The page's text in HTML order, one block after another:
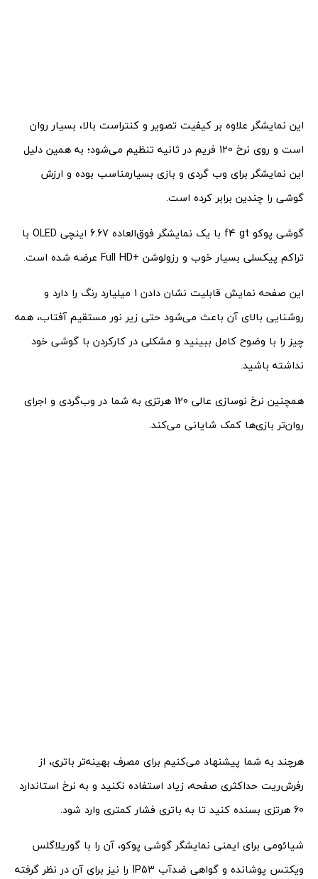
این نمایشگر علاوه بر کیفیت تصویر و کنتراست بالا، بسیار روان
است و روی نرخ 120 فریم در ثانیه تنظیم می‌شود؛ به همین دلیل
این نمایشگر برای وب گردی و بازی بسیارمناسب بوده و ارزش
گوشی را چندین برابر کرده است.
گوشی پوکو f4 gt با یک نمایشگر فوق‌العاده 6.67 اینچی OLED با
تراکم پیکسلی بسیار خوب و رزولوشن +Full HD عرضه شده است.
این صفحه نمایش قابلیت نشان دادن 1 میلیارد رنگ را دارد و
روشنایی بالای آن باعث می‌شود حتی زیر نور مستقیم آفتاب، همه
چیز را با وضوح کامل ببینید و مشکلی در کارکردن با گوشی خود
نداشته باشید.
همچنین نرخ نوسازی عالی 120 هرتزی به شما در وب‌گردی و اجرای
روان‌تر بازی‌ها کمک شایانی می‌کند.
هرچند به شما پیشنهاد می‌کنیم برای مصرف بهینه‌تر باتری، از
رفرش‌ریت حداکثری صفحه، زیاد استفاده نکنید و به نرخ استاندارد
60 هرتزی بسنده کنید تا به باتری فشار کمتری وارد شود.
شیائومی برای ایمنی نمایشگر گوشی پوکو، آن را با گوریلاگلس
ویکتس پوشانده و گواهی ضدآب IP53 را نیز برای آن در نظر گرفته